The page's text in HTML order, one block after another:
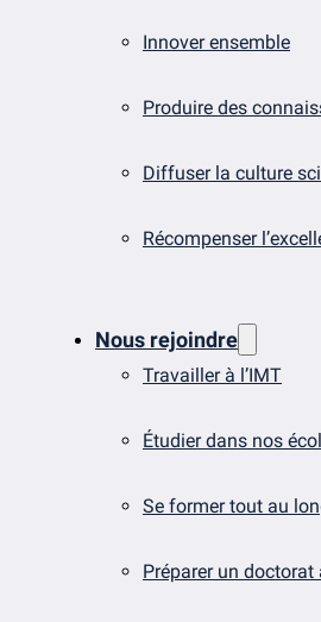
Innover ensemble
Produire des
Diffuser la culture
Récompenser
Nous rejoindre
Travailler à l’IMT
Étudier dans nos
Se former tout au
Préparer un doctorat